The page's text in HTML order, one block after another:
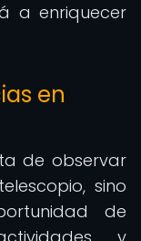
a enriquecer
en
de observar
sino
de